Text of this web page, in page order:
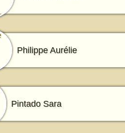
Philippe Aurélie
Pintado Sara